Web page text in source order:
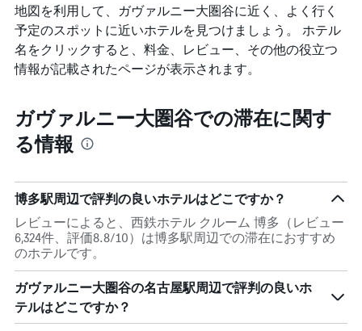
地図を利用して、ガヴァルニー大圏谷に近く、よく行く
予定のスポットに近いホテルを見つけましょう。 ホテル
名をクリックすると、料金、レビュー、その他の役立つ
情報が記載されたページが表示されます。
ガヴァルニー大圏谷での滞在に関す
る情報
博多駅周辺で評判の良いホテルはどこですか？
レビューによると、西鉄ホテル クルーム 博多（レビュー
6,324件、評価8.8/10）は博多駅周辺での滞在におすすめ
のホテルです。
ガヴァルニー大圏谷の名古屋駅周辺で評判の良いホ
テルはどこですか？